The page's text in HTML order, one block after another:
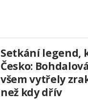
Setkání legend,
Česko:
všem vytřely
než kdy dřív